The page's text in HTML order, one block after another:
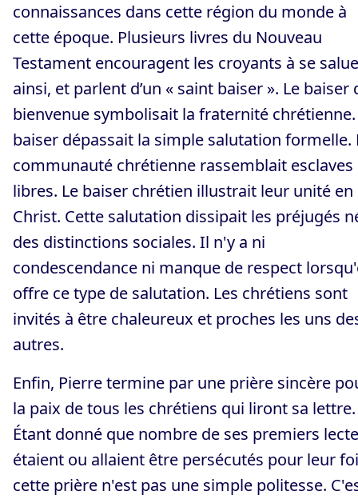
connaissances dans cette région du monde à
cette époque. Plusieurs livres du Nouveau
Testament encouragent les croyants à se
ainsi, et parlent d’un « saint baiser ». Le baiser
bienvenue symbolisait la fraternité chrétienne.
baiser dépassait la simple salutation formelle.
communauté chrétienne rassemblait esclaves
libres. Le baiser chrétien illustrait leur unité en
Christ. Cette salutation dissipait les préjugés
des distinctions sociales. Il n'y a ni
condescendance ni manque de respect
offre ce type de salutation. Les chrétiens sont
invités à être chaleureux et proches les uns
autres.
Enfin, Pierre termine par une prière sincère
la paix de tous les chrétiens qui liront sa lettre.
Étant donné que nombre de ses premiers
étaient ou allaient être persécutés pour leur
cette prière n'est pas une simple politesse.